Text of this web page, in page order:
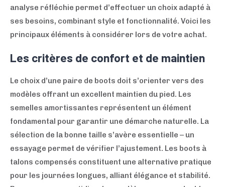
analyse réfléchie permet d’effectuer un choix adapté à
ses besoins, combinant style et fonctionnalité. Voici les
principaux éléments à considérer lors de votre achat.
Les critères de confort et de maintien
Le choix d’une paire de boots doit s’orienter vers des
modèles offrant un excellent maintien du pied. Les
semelles amortissantes représentent un élément
fondamental pour garantir une démarche naturelle. La
sélection de la bonne taille s’avère essentielle – un
essayage permet de vérifier l’ajustement. Les boots à
talons compensés constituent une alternative pratique
pour les journées longues, alliant élégance et stabilité.